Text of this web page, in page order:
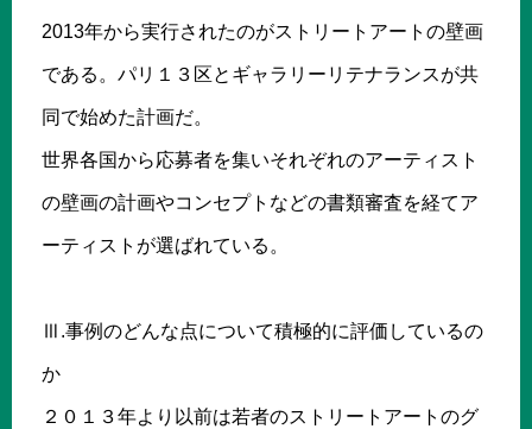
2013年から実行されたのがストリートアートの壁画
である。パリ１３区とギャラリーリテナランスが共
同で始めた計画だ。
世界各国から応募者を集いそれぞれのアーティスト
の壁画の計画やコンセプトなどの書類審査を経てア
ーティストが選ばれている。
Ⅲ.事例のどんな点について積極的に評価しているの
か
２０１３年より以前は若者のストリートアートのグ